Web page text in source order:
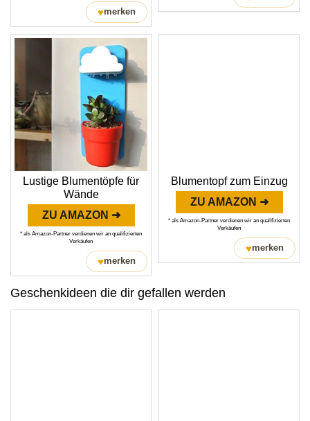
♥merken
Lustige Blumentöpfe für
Wände
ZU AMAZON ➜
* als Amazon-Partner verdienen wir an qualifizierten
Verkäufen
♥merken
Blumentopf zum Einzug
ZU AMAZON ➜
* als Amazon-Partner verdienen wir an qualifizierten
Verkäufen
♥merken
Geschenkideen die dir gefallen werden